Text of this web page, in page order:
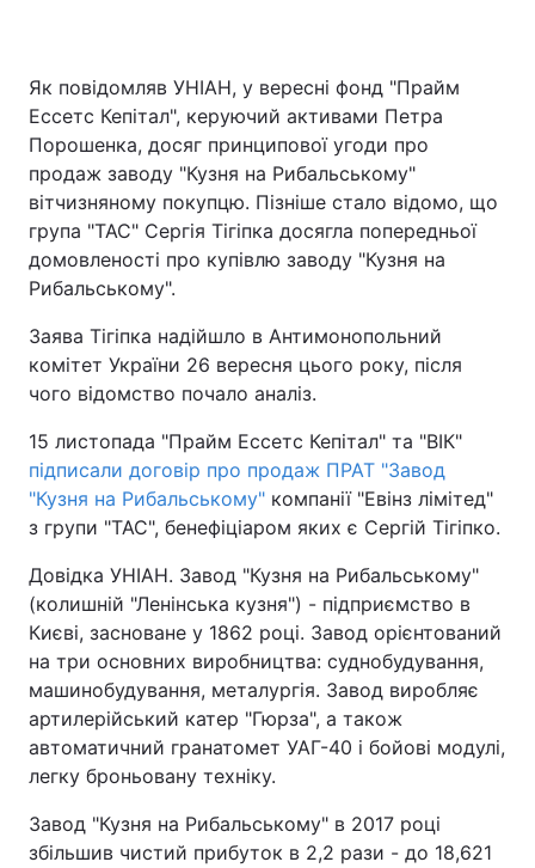
Як повідомляв УНІАН, у вересні фонд "Прайм
Ессетс Кепітал", керуючий активами Петра
Порошенка, досяг принципової угоди про
продаж заводу "Кузня на Рибальському"
вітчизняному покупцю. Пізніше стало відомо, що
група "ТАС" Сергія Тігіпка досягла попередньої
домовленості про купівлю заводу "Кузня на
Рибальському".
Заява Тігіпка надійшло в Антимонопольний
комітет України 26 вересня цього року, після
чого відомство почало аналіз.
15 листопада "Прайм Ессетс Кепітал" та "ВІК"
підписали договір про продаж ПРАТ "Завод
"Кузня на Рибальському" компанії "Евінз лімітед"
з групи "ТАС", бенефіціаром яких є Сергій Тігіпко.
Довідка УНІАН. Завод "Кузня на Рибальському"
(колишній "Ленінська кузня") - підприємство в
Києві, засноване у 1862 році. Завод орієнтований
на три основних виробництва: суднобудування,
машинобудування, металургія. Завод виробляє
артилерійський катер "Гюрза", а також
автоматичний гранатомет УАГ-40 і бойові модулі,
легку броньовану техніку.
Завод "Кузня на Рибальському" в 2017 році
збільшив чистий прибуток в 2,2 рази - до 18,621